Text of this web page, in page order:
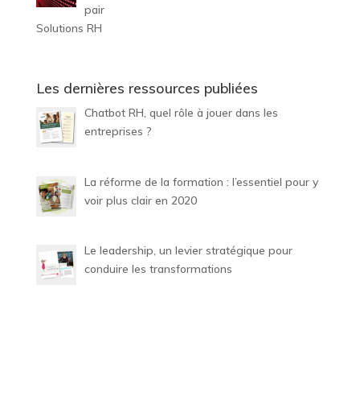
pair
Solutions RH
Les dernières ressources publiées
Chatbot RH, quel rôle à jouer dans les
entreprises ?
La réforme de la formation : l’essentiel pour y
voir plus clair en 2020
Le leadership, un levier stratégique pour
conduire les transformations